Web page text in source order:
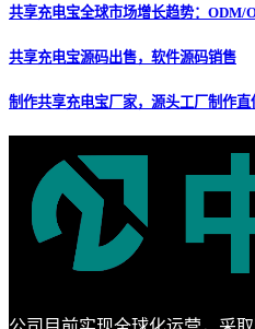
共享充电宝全球市场增长趋势：ODM/
共享充电宝源码出售，软件源码销售
制作共享充电宝厂家，源头工厂制作直